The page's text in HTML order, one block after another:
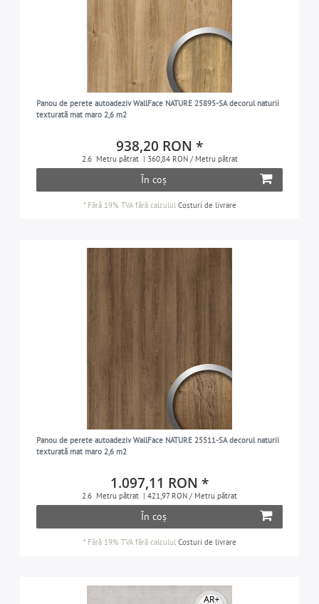
Panou de perete autoadeziv WallFace NATURE 25895-SA decorul naturii
texturată mat maro 2,6 m2
938,20 RON *
2.6 Metru pătrat | 360,84 RON / Metru pătrat
În coș
* Fără 19% TVAfără calculul Costuri de livrare
Panou de perete autoadeziv WallFace NATURE 25511-SA decorul naturii
texturată mat maro 2,6 m2
1.097,11 RON *
2.6 Metru pătrat | 421,97 RON / Metru pătrat
În coș
* Fără 19% TVAfără calculul Costuri de livrare